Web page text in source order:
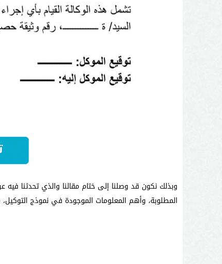
وبذلك نكون قد وصلنا إلى ختام مقالنا والذي تحدثنا فيه
المطلوبة، وأهم المعلومات الموجودة في نموذج